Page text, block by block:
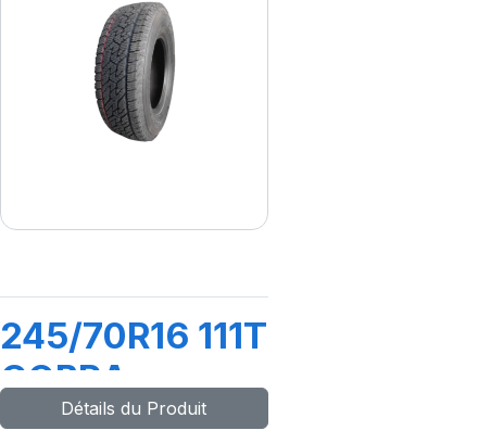
245/70R16 111T
COBRA
Détails du Produit